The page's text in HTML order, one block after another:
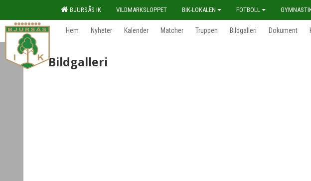
BJURSÅS IK VILDMARKSLOPPET BIK-LOKALEN FOTBOLL
Hem Nyheter Kalender Matcher Truppen Bildgalleri Dokument
Bildgalleri